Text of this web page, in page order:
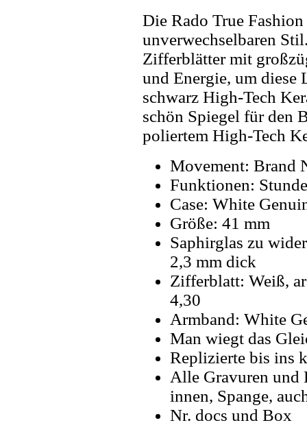
Die Rado True
unverwechselbaren
Zifferblätter mit
und Energie, um
schwarz High-Tech
schön Spiegel für den
poliertem High-Tech
Movement: Brand
Funktionen:
Case: White
Größe: 41 mm
Saphirglas zu
2,3 mm dick
Zifferblatt: Weiß,
4,30
Armband: White
Man wiegt das
Replizierte bis ins
Alle Gravuren und
innen, Spange,
Nr. docs und Box